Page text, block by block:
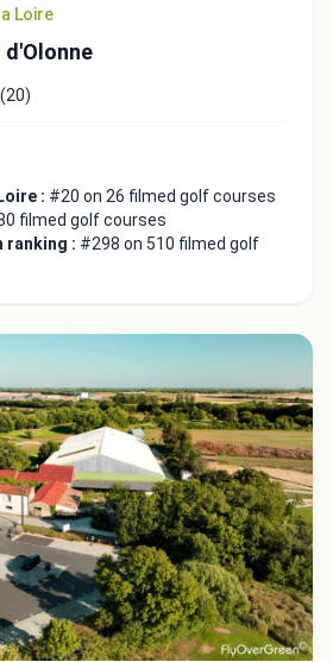
Loire
d'Olonne
: #20 on 26 filmed golf courses
filmed golf courses
ranking : #298 on 510 filmed golf